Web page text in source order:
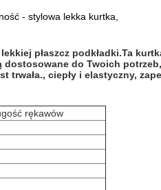
- stylowa lekka kurtka,
płaszcz podkładki.Ta
do Twoich
ciepły i elastyczny,
rękawów